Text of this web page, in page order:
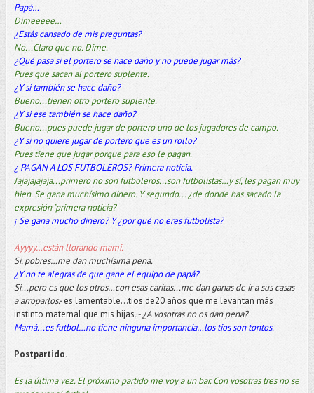
Papá…
Dimeeeee…
¿Estás cansado de mis preguntas?
No...Claro que no. Dime.
¿Qué pasa si el portero se hace daño y no puede jugar más?
Pues que sacan al portero suplente.
¿Y si también se hace daño?
Bueno...tienen otro portero suplente.
¿Y si ese también se hace daño?
Bueno...pues puede jugar de portero uno de los jugadores de campo.
¿Y si no quiere jugar de portero que es un rollo?
Pues tiene que jugar porque para eso le pagan.
¿ PAGAN A LOS FUTBOLEROS? Primera noticia.
Jajajajajaja...primero no son futboleros...son futbolistas…y sí, les pagan muy
bien. Se gana muchísimo dinero. Y segundo... ¿de donde has sacado la
expresión “primera noticia?
¡ Se gana mucho dinero? Y ¿por qué no eres futbolista?
Ayyyy…están llorando mami.
Si, pobres…me dan muchísima pena.
¿Y no te alegras de que gane el equipo de papá?
Si...pero es que los otros…con esas caritas...me dan ganas de ir a sus casas
a arroparlos.-es lamentable...tios de20 años que me levantan más
instinto maternal que mis hijas. - ¿A vosotras no os dan pena?
Mamá...es futbol…no tiene ninguna importancia…los tios son tontos.
Postpartido.
Es la última vez. El próximo partido me voy a un bar. Con vosotras tres no se